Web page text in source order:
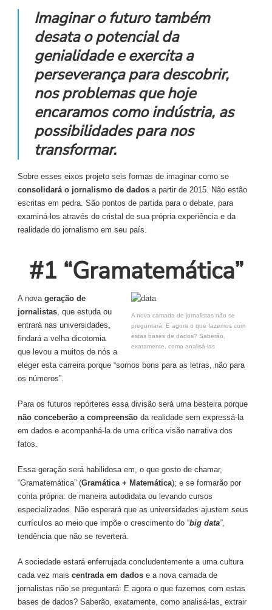
Imaginar o futuro também
desata o potencial da
genialidade e exercita a
perseverança para descobrir,
nos problemas que hoje
encaramos como indústria, as
possibilidades para nos
transformar.
Sobre esses eixos projeto seis formas de imaginar como se
consolidará o jornalismo de dados a partir de 2015. Não estão
escritas em pedra. São pontos de partida para o debate, para
examiná-los através do cristal de sua própria experiência e da
realidade do jornalismo em seu país.
#1 “Gramatemática”
A nova camada de jornalistas não se
preguntará: E agora o que fazemos com
estas bases de dados? Saberão,
exatamente, como analisá-las
A nova geração de
jornalistas, que estuda ou
entrará nas universidades,
findará a velha dicotomia
que levou a muitos de nós a
eleger esta carreira porque “somos bons para as letras, não para
os números”.
Para os futuros repórteres essa divisão será uma besteira porque
não conceberão a compreensão da realidade sem expressá-la
em dados e acompanhá-la de uma crítica visão narrativa dos
fatos.
Essa geração será habilidosa em, o que gosto de chamar,
“Gramatemática” (Gramática + Matemática); e se formarão por
conta própria: de maneira autodidata ou levando cursos
especializados. Não esperará que as universidades ajustem seus
currículos ao meio que impõe o crescimento do “big data”,
tendência que não se reverterá.
A sociedade estará enferrujada concludentemente a uma cultura
cada vez mais centrada em dados e a nova camada de
jornalistas não se preguntará: E agora o que fazemos com estas
bases de dados? Saberão, exatamente, como analisá-las, extrair